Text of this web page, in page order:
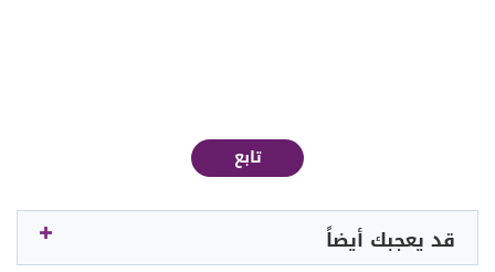
تابع
قد يعجبك أيضاً